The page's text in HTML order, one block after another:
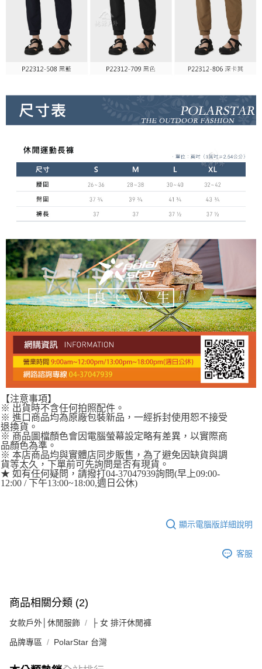
【注意事項】
※ 出貨時不含任何拍照配件。
※ 進口商品均為原廠包裝新品，一經拆封使用恕不接受
退換貨。
※ 商品圖檔顏色會因電腦螢幕設定略有差異，以實際商
品顏色為準。
※ 本店商品均與實體店同步販售，為了避免因缺貨與調
貨等太久，下單前可先詢問是否有現貨。
★ 如有任何疑問，請撥打04-37047939詢問(早上09:00-
12:00 / 下午13:00~18:00,週日公休)
顯示電腦版詳細說明
客服
商品相關分類 (2)
女款戶外│休閒服飾 ├ 女 排汗休閒褲
品牌專區 PolarStar 台灣